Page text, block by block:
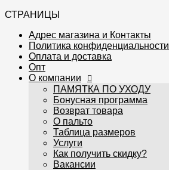
СТРАНИЦЫ
Адрес магазина и Контакты
Политика конфиденциальности
Оплата и доставка
Опт
О компании
ПАМЯТКА ПО УХОДУ
Бонусная программа
Возврат товара
О пальто
Таблица размеров
Услуги
Как получить скидку?
Вакансии